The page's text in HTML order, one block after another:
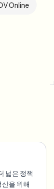
Online
넓은 정책
을 위해